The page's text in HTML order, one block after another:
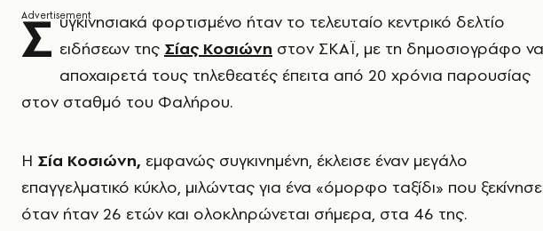
Σ υγκινησιακά φορτισμένο ήταν το τελευταίο κεντρικό δελτίο
ειδήσεων της Σίας Κοσιώνη στον ΣΚΑΪ, με τη δημοσιογράφο να
αποχαιρετά τους τηλεθεατές έπειτα από 20 χρόνια παρουσίας
στον σταθμό του Φαλήρου.
Η Σία Κοσιώνη, εμφανώς συγκινημένη, έκλεισε έναν μεγάλο
επαγγελματικό κύκλο, μιλώντας για ένα «όμορφο ταξίδι» που ξεκίνησε
όταν ήταν 26 ετών και ολοκληρώνεται σήμερα, στα 46 της.